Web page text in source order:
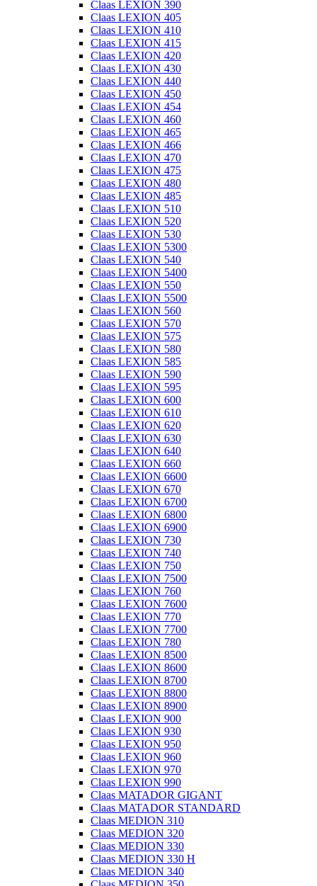
Claas LEXION 390
Claas LEXION 405
Claas LEXION 410
Claas LEXION 415
Claas LEXION 420
Claas LEXION 430
Claas LEXION 440
Claas LEXION 450
Claas LEXION 454
Claas LEXION 460
Claas LEXION 465
Claas LEXION 466
Claas LEXION 470
Claas LEXION 475
Claas LEXION 480
Claas LEXION 485
Claas LEXION 510
Claas LEXION 520
Claas LEXION 530
Claas LEXION 5300
Claas LEXION 540
Claas LEXION 5400
Claas LEXION 550
Claas LEXION 5500
Claas LEXION 560
Claas LEXION 570
Claas LEXION 575
Claas LEXION 580
Claas LEXION 585
Claas LEXION 590
Claas LEXION 595
Claas LEXION 600
Claas LEXION 610
Claas LEXION 620
Claas LEXION 630
Claas LEXION 640
Claas LEXION 660
Claas LEXION 6600
Claas LEXION 670
Claas LEXION 6700
Claas LEXION 6800
Claas LEXION 6900
Claas LEXION 730
Claas LEXION 740
Claas LEXION 750
Claas LEXION 7500
Claas LEXION 760
Claas LEXION 7600
Claas LEXION 770
Claas LEXION 7700
Claas LEXION 780
Claas LEXION 8500
Claas LEXION 8600
Claas LEXION 8700
Claas LEXION 8800
Claas LEXION 8900
Claas LEXION 900
Claas LEXION 930
Claas LEXION 950
Claas LEXION 960
Claas LEXION 970
Claas LEXION 990
Claas MATADOR GIGANT
Claas MATADOR STANDARD
Claas MEDION 310
Claas MEDION 320
Claas MEDION 330
Claas MEDION 330 H
Claas MEDION 340